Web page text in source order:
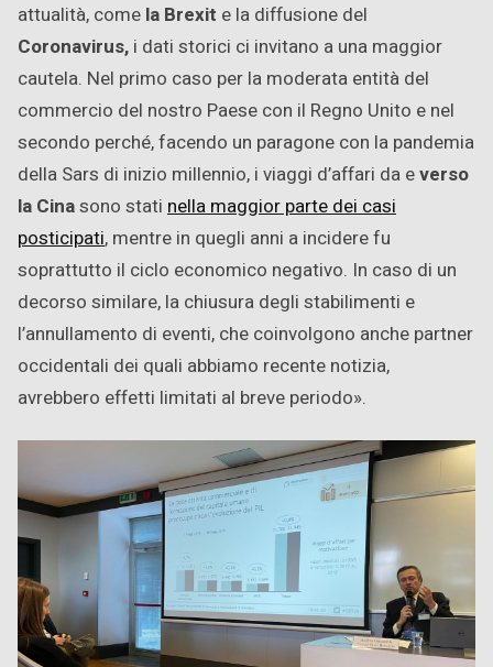
attualità, come la Brexit e la diffusione del
Coronavirus, i dati storici ci invitano a una maggior
cautela. Nel primo caso per la moderata entità del
commercio del nostro Paese con il Regno Unito e nel
secondo perché, facendo un paragone con la pandemia
della Sars di inizio millennio, i viaggi d’affari da everso
la Cinasono stati nella maggior parte dei casi
posticipati, mentre in quegli anni a incidere fu
soprattutto il ciclo economico negativo. In caso di un
decorso similare, la chiusura degli stabilimenti e
l’annullamento di eventi, che coinvolgono anche partner
occidentali dei quali abbiamo recente notizia,
avrebbero effetti limitati al breve periodo».